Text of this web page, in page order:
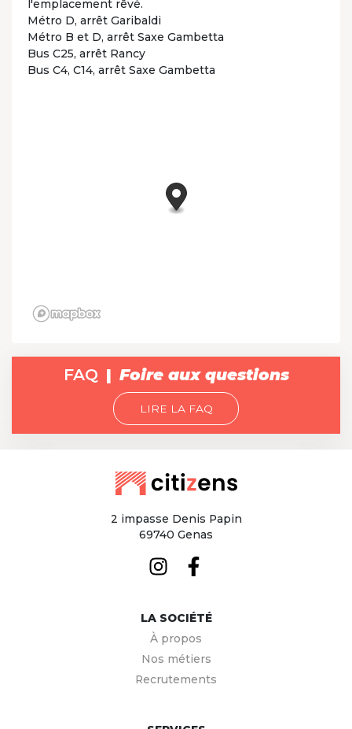
l'emplacement rêvé.
Métro D, arrêt Garibaldi
Métro B et D, arrêt Saxe Gambetta
Bus C25, arrêt Rancy
Bus C4, C14, arrêt Saxe Gambetta
FAQ Foire aux questions
LIRE LA FAQ
2 impasse Denis Papin
69740 Genas
LA SOCIÉTÉ
À propos
Nos métiers
Recrutements